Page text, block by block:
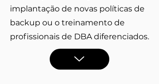
implantação de novas políticas de
backup ou o treinamento de
profissionais de DBA diferenciados.